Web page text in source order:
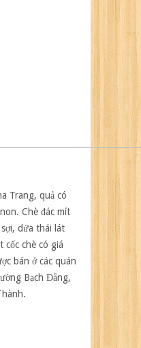
Trang, quả có
Chè đác mít
dứa thái lát
cốc chè có giá
bán ở các quán
Bạch Đằng,